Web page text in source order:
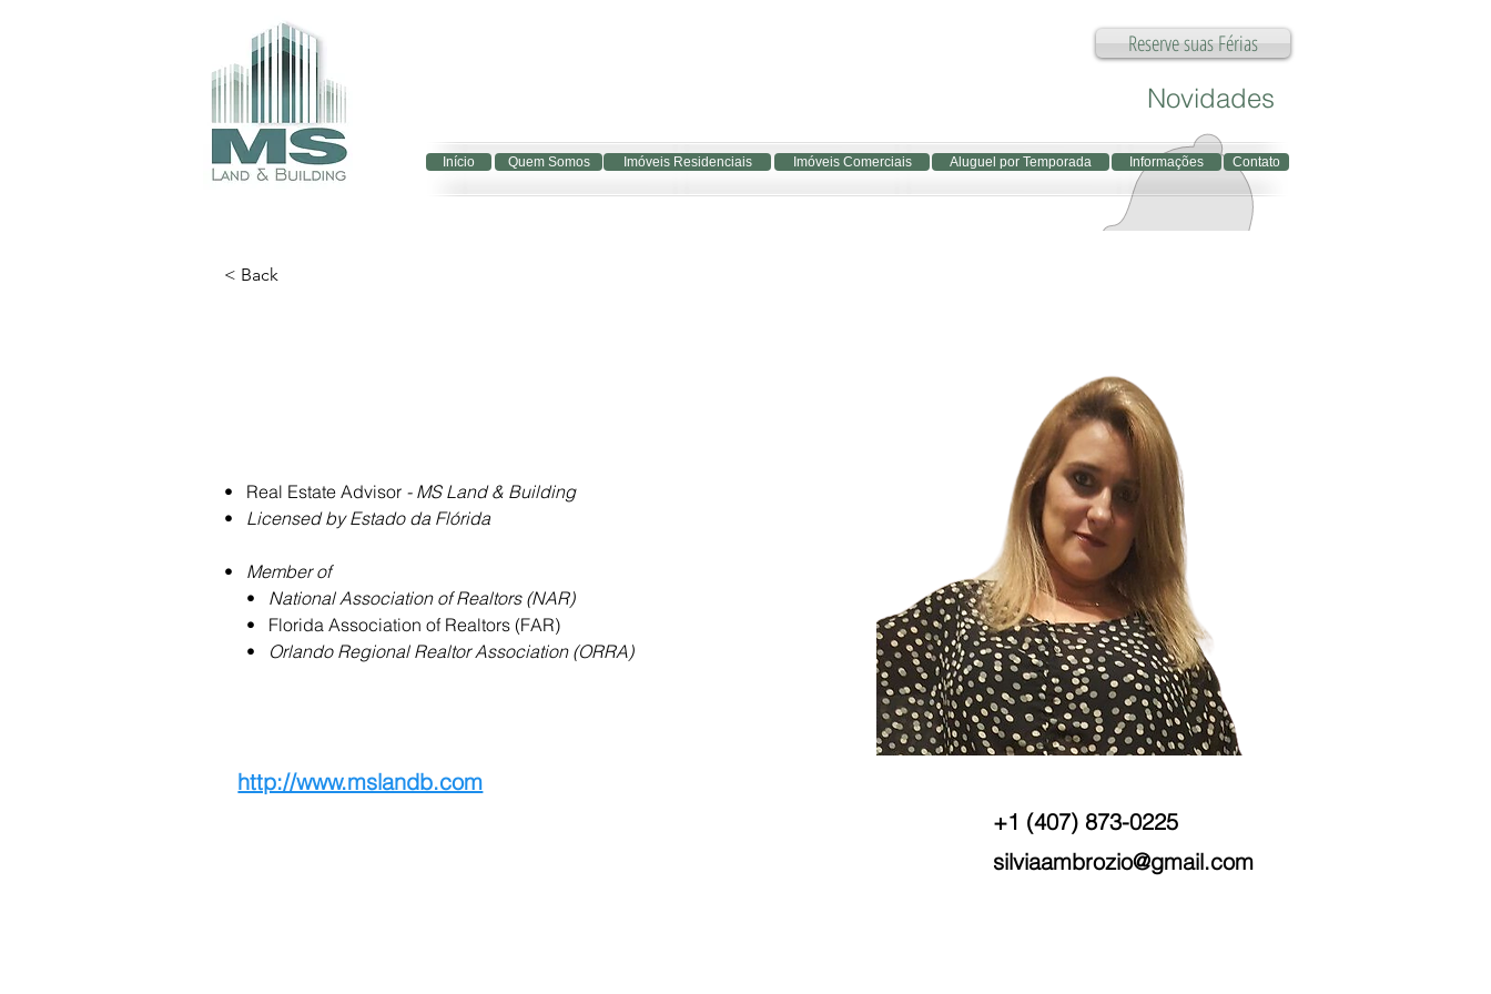
Reserve suas Férias
Novidades
Início Quem Somos Imóveis Residenciais Imóveis Comerciais Aluguel por Temporada Informações Contato
< Back
•   Real Estate Advisor - MS Land & Building
• Licensed by Estado da Flórida
• Member of
     •
National Association of Realtors (NAR)
     •   Florida Association of Realtors (FAR)
     •
Orlando Regional Realtor Association (ORRA)
http://www.mslandb.com
+1 (407) 873-0225
silviaambrozio@gmail.com